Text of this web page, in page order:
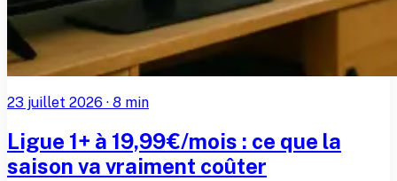
23 juillet 2026 · 8 min
Ligue 1+ à 19,99€/mois : ce que la
saison va vraiment coûter